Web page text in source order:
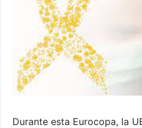
Durante esta Eurocopa, la